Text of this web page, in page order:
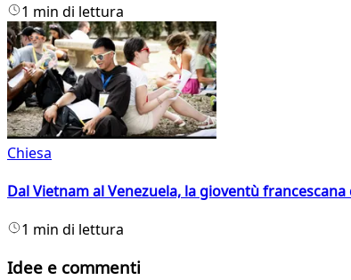
1 min di lettura
Chiesa
Dal Vietnam al Venezuela, la gioventù
1 min di lettura
Idee e commenti